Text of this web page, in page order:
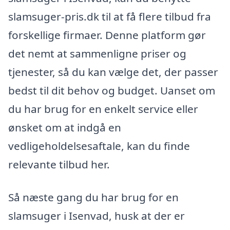
slamsuger-pris.dk til at få flere tilbud fra
forskellige firmaer. Denne platform gør
det nemt at sammenligne priser og
tjenester, så du kan vælge det, der passer
bedst til dit behov og budget. Uanset om
du har brug for en enkelt service eller
ønsket om at indgå en
vedligeholdelsesaftale, kan du finde
relevante tilbud her.
Så næste gang du har brug for en
slamsuger i Isenvad, husk at der er